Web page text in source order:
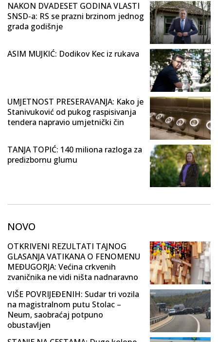
NAKON DVADESET GODINA VLASTI
SNSD-a: RS se prazni brzinom jednog
grada godišnje
ASIM MUJKIĆ: Dodikov Kec iz rukava
UMJETNOST PRESERAVANJA: Kako je
Stanivuković od pukog raspisivanja
tendera napravio umjetnički čin
TANJA TOPIĆ: 140 miliona razloga za
predizbornu glumu
NOVO
OTKRIVENI REZULTATI TAJNOG
GLASANJA VATIKANA O FENOMENU
MEĐUGORJA: Većina crkvenih
zvaničnika ne vidi ništa nadnaravno
VIŠE POVRIJEĐENIH: Sudar tri vozila
na magistralnom putu Stolac –
Neum, saobraćaj potpuno
obustavljen